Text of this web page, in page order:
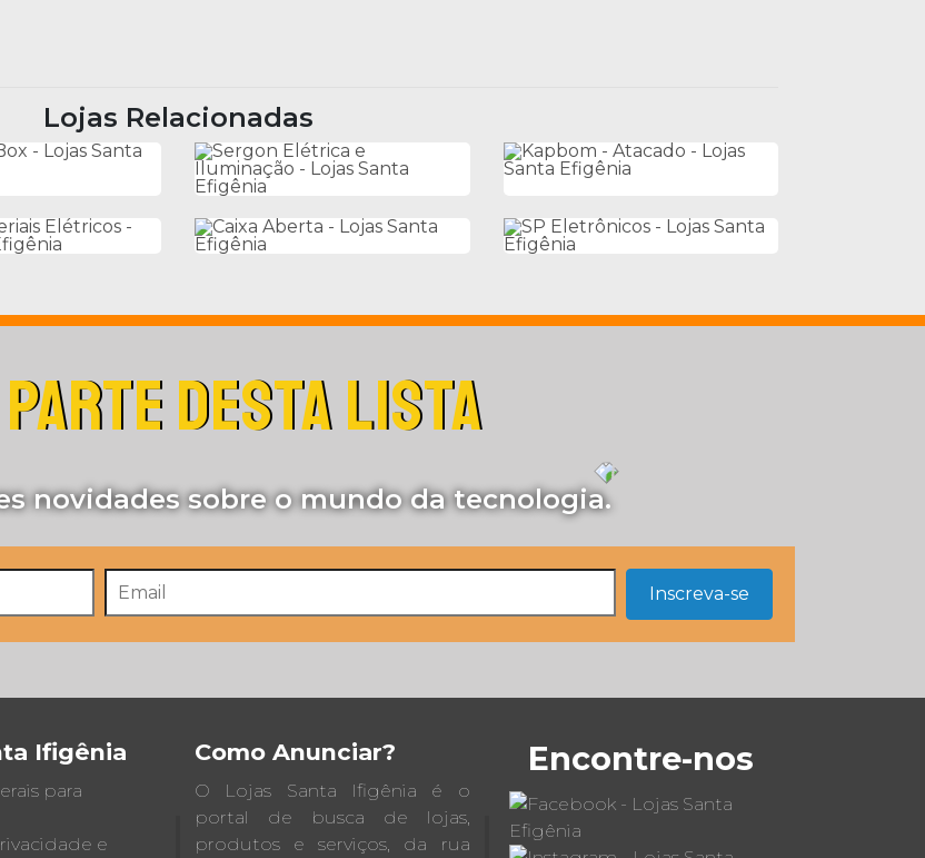
Lojas Relacionadas
DESTA LISTA
novidades sobre o mundo da tecnologia.
Inscreva-se
Ifigênia
para
e
Como Anunciar?
O Lojas Santa Ifigênia é o
portal de busca de lojas,
produtos e serviços, da rua
Encontre-nos